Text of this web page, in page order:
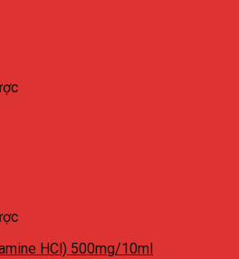
HCl) 500mg/10ml